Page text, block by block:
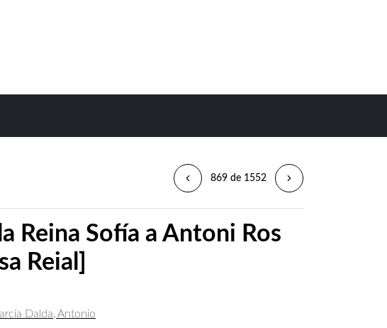
869 de 1552
Reina Sofía a Antoni Ros
Reial]
Dalda, Antonio